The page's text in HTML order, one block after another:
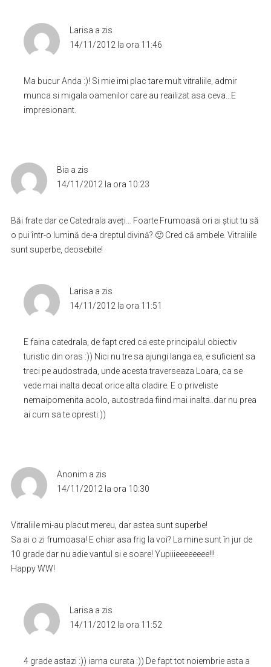
Larisa a zis
14/11/2012 la ora 11:46
Ma bucur Anda :)! Si mie imi plac tare mult vitraliile, admir
munca si migala oamenilor care au reailizat asa ceva…E
impresionant.
Bia a zis
14/11/2012 la ora 10:23
Băi frate dar ce Catedrala aveți… Foarte Frumoasă ori ai știut tu să
o pui într-o lumină de-a dreptul divină? 🙂 Cred că ambele. Vitraliile
sunt superbe, deosebite!
Larisa a zis
14/11/2012 la ora 11:51
E faina catedrala, de fapt cred ca este principalul obiectiv
turistic din oras :)) Nici nu tre sa ajungi langa ea, e suficient sa
treci pe audostrada, unde acesta traverseaza Loara, ca se
vede mai inalta decat orice alta cladire. E o priveliste
nemaipomenita acolo, autostrada fiind mai inalta..dar nu prea
ai cum sa te opresti:))
Anonim a zis
14/11/2012 la ora 10:30
Vitraliile mi-au placut mereu, dar astea sunt superbe!
Sa ai o zi frumoasa! E chiar asa frig la voi? La mine sunt în jur de
10 grade dar nu adie vantul si e soare! Yupiiieeeeeeee!!!
Happy WW!
Larisa a zis
14/11/2012 la ora 11:52
4 grade astazi :)) iarna curata :)) De fapt tot noiembrie asta a